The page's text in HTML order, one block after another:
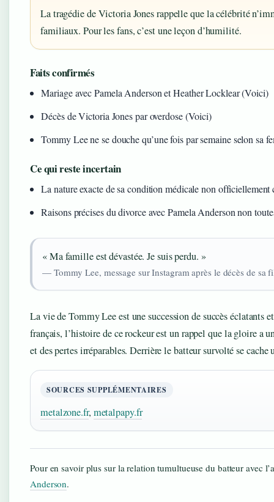
La tragédie de Victoria Jones rappelle que la célébrité
familiaux. Pour les fans, c’est une leçon d’humilité.
Faits confirmés
Mariage avec Pamela Anderson et Heather Locklear (Voici)
Décès de Victoria Jones par overdose (Voici)
Tommy Lee ne se douche qu’une fois par semaine selon sa
Ce qui reste incertain
La nature exacte de sa condition médicale non
Raisons précises du divorce avec Pamela Anderson non
« Ma famille est dévastée. Je suis perdu. »
— Tommy Lee, message sur Instagram après le décès de sa
La vie de Tommy Lee est une succession de succès éclatants
français, l’histoire de ce rockeur est un rappel que la gloire a
et des pertes irréparables. Derrière le batteur survolté se
SOURCES SUPPLÉMENTAIRES
metalzone.fr, metalpapy.fr
Pour en savoir plus sur la relation tumultueuse du batteur avec
Anderson.